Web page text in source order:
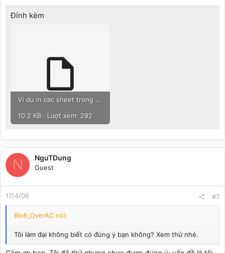
Đính kèm
Vi du in cac sheet trong file.zip
10.2 KB · Lượt xem: 292
N NguTDung
Guest
17/4/06 #7
Bình_OverAC nói:
Tôi làm đại không biết có đúng ý bạn không? Xem thử nhé.